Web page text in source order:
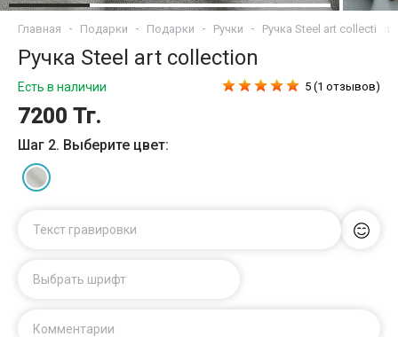
Главная Подарки Подарки Ручки Ручка Steel art collection
Ручка Steel art collection
Есть в наличии
7200 Тг.
5 (1 отзывов)
Шаг 2. Выберите цвет:
Текст гравировки
Выбрать шрифт
Комментарии